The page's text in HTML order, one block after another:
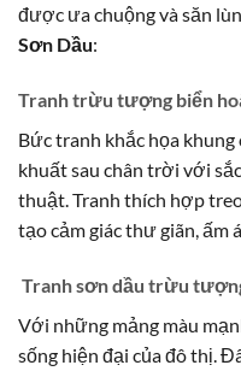
được ưa chuộng và săn
Sơn Dầu:
Tranh trừu tượng biển
Bức tranh khắc họa
khuất sau chân trời với
thuật. Tranh thích hợp
tạo cảm giác thư giãn, ấm
Tranh sơn dầu trừu
Với những mảng màu
sống hiện đại của đô thị.